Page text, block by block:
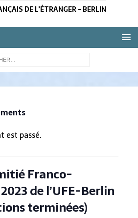
DE L'ÉTRANGER - BERLIN
est passé.
Franco-
de l’UFE-Berlin
terminées)